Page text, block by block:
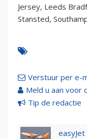
Jersey, Leeds
Stansted,
Verstuur per e-
Meld u aan voor
Tip de redactie